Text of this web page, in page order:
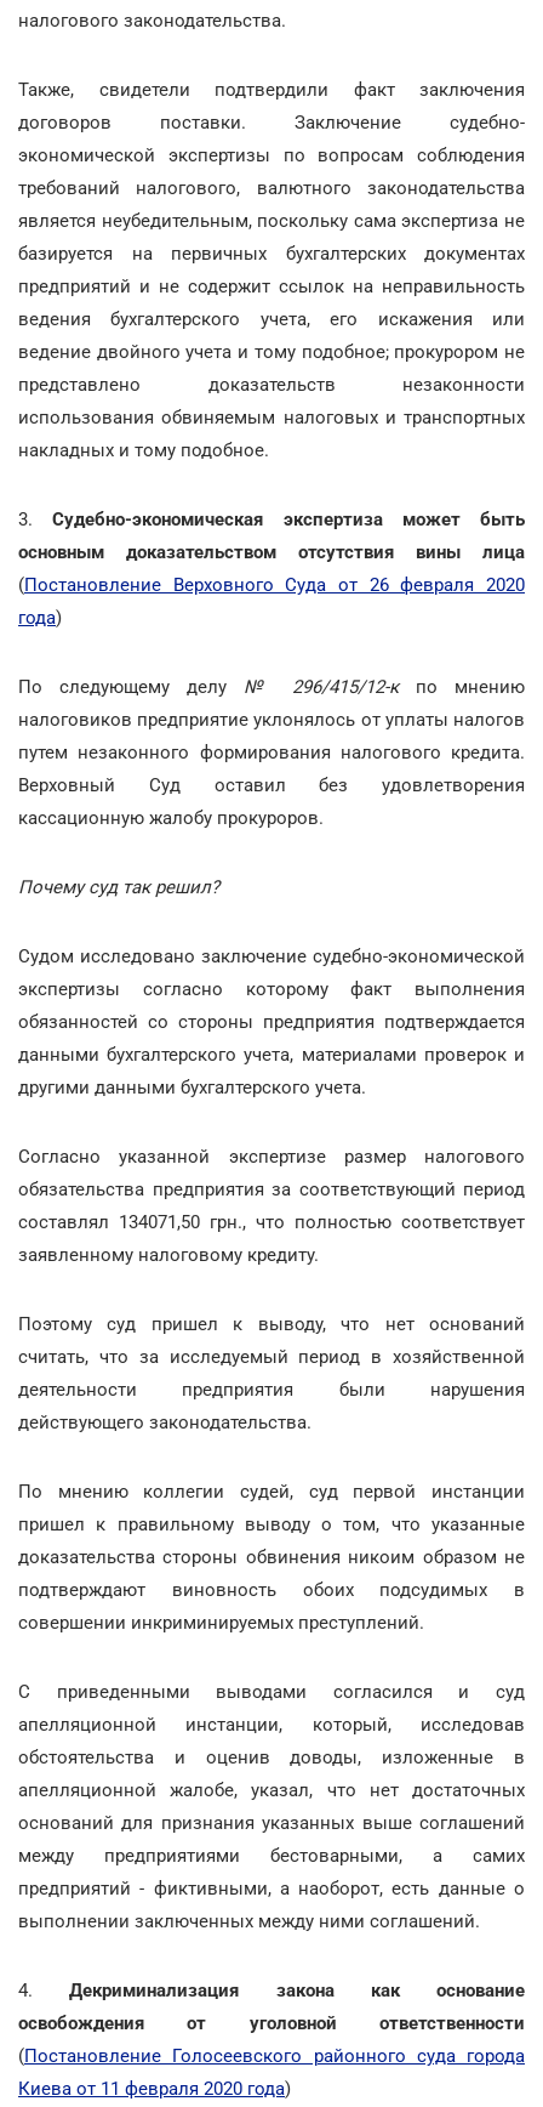
налогового законодательства.
Также, свидетели подтвердили факт заключения
договоров поставки. Заключение судебно-
экономической экспертизы по вопросам соблюдения
требований налогового, валютного законодательства
является неубедительным, поскольку сама экспертиза не
базируется на первичных бухгалтерских документах
предприятий и не содержит ссылок на неправильность
ведения бухгалтерского учета, его искажения или
ведение двойного учета и тому подобное; прокурором не
представлено доказательств незаконности
использования обвиняемым налоговых и транспортных
накладных и тому подобное.
3.Судебно-экономическая экспертиза может быть
основным доказательством отсутствия вины лица
(Постановление Верховного Суда от 26 февраля 2020
года)
По следующему делу № 296/415/12-кпо мнению
налоговиков предприятие уклонялось от уплаты налогов
путем незаконного формирования налогового кредита.
Верховный Суд оставил без удовлетворения
кассационную жалобу прокуроров.
Почему суд так решил?
Судом исследовано заключение судебно-экономической
экспертизы согласно которому факт выполнения
обязанностей со стороны предприятия подтверждается
данными бухгалтерского учета, материалами проверок и
другими данными бухгалтерского учета.
Согласно указанной экспертизе размер налогового
обязательства предприятия за соответствующий период
составлял 134071,50 грн., что полностью соответствует
заявленному налоговому кредиту.
Поэтому суд пришел к выводу, что нет оснований
считать, что за исследуемый период в хозяйственной
деятельности предприятия были нарушения
действующего законодательства.
По мнению коллегии судей, суд первой инстанции
пришел к правильному выводу о том, что указанные
доказательства стороны обвинения никоим образом не
подтверждают виновность обоих подсудимых в
совершении инкриминируемых преступлений.
С приведенными выводами согласился и суд
апелляционной инстанции, который, исследовав
обстоятельства и оценив доводы, изложенные в
апелляционной жалобе, указал, что нет достаточных
оснований для признания указанных выше соглашений
между предприятиями бестоварными, а самих
предприятий - фиктивными, а наоборот, есть данные о
выполнении заключенных между ними соглашений.
4.Декриминализация закона как основание
освобождения от уголовной ответственности
(Постановление Голосеевского районного суда города
Киева от 11 февраля 2020 года)